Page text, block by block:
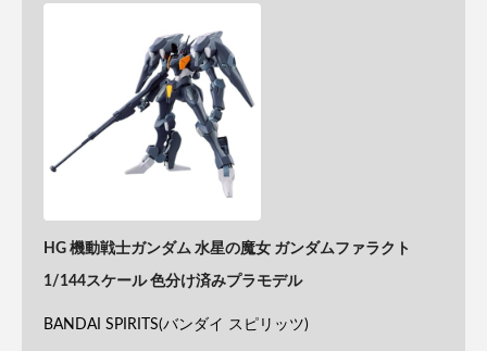
HG 機動戦士ガンダム 水星の魔女 ガンダムファラクト
1/144スケール 色分け済みプラモデル
BANDAI SPIRITS(バンダイ スピリッツ)